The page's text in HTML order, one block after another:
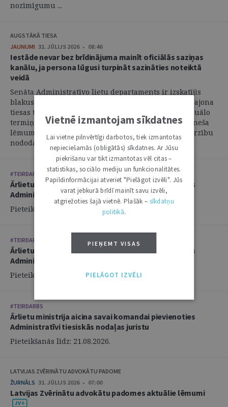
nozīmīgumu ...
AUGSTĀKĀ TIESA
JAUNUMI 31. JŪLIJS 2026 • 08:46
Iestāde nevar bez brīdinājuma mainīt oficiālās saziņas
kanālu, ja persona lūgusi turpināt sazināties noteiktā
veidā
Senāta Administratīvo lietu departaments ir izskatījis
blakus sūdzību, kas iesniegta par Administratīvās rajona
tiesas tiesneša atteikšanos atjaunot nokavēto procesuālo
termiņu un pieņemt pieteikumu, un atzinis, ka tiesneša
lēmums ir atceļams un jautājums par pieteikuma virzību
nododams jaunai izskatīšanai. ...
#TEIRDARBS
Ārlietu ministrija aicina savai komandai pievienoties
Administratīvi tiesiskās nodaļas vecāko juristu
Pieteikšanās līdz: 21.08.2026.
#TEIRDARBS
Ārlietu ministrija aicina savai komandai pievienoties
Administratīvi tiesiskās nodaļas juristu
Pieteikšanās līdz: 21.08.2026.
#TEIRDARBS
Ārlietu ministrija aicina savai komandai pievienoties
Administratīvi tiesiskās nodaļas juristu
Pieteikšanās līdz: 21.08.2026.
LATVIJAS ZVĒRINĀTU ADVOKĀTU PADOME
ŽURNĀLS 31. JŪLIJS 2026 • 07:00
Latvijas Zvērinātu advokātu padomes aktuālie lēmumi
Vietnē izmantojam sīkdatnes
Lai vietne pilnvērtīgi darbotos, tiek izmantotas
nepieciešamās (obligātās) sīkdatnes. Ar Jūsu
piekrišanu var tikt izmantotas vēl citas –
statistikas, sociālo mediju un funkcionalitātes.
Papildinformācijai atveriet "Pielāgot izvēli". Jūs
varat jebkurā brīdī mainīt savu izvēli,
atgriežoties šajā vietnē. Plašāk – sīkdatņu
politikā.
PIEŅEMT VISAS
PIELĀGOT IZVĒLI